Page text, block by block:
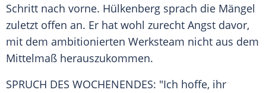
Schritt nach vorne. Hülkenberg sprach die Mängel
zuletzt offen an. Er hat wohl zurecht Angst davor,
mit dem ambitionierten Werksteam nicht aus dem
Mittelmaß herauszukommen.
SPRUCH DES WOCHENENDES: "Ich hoffe, ihr